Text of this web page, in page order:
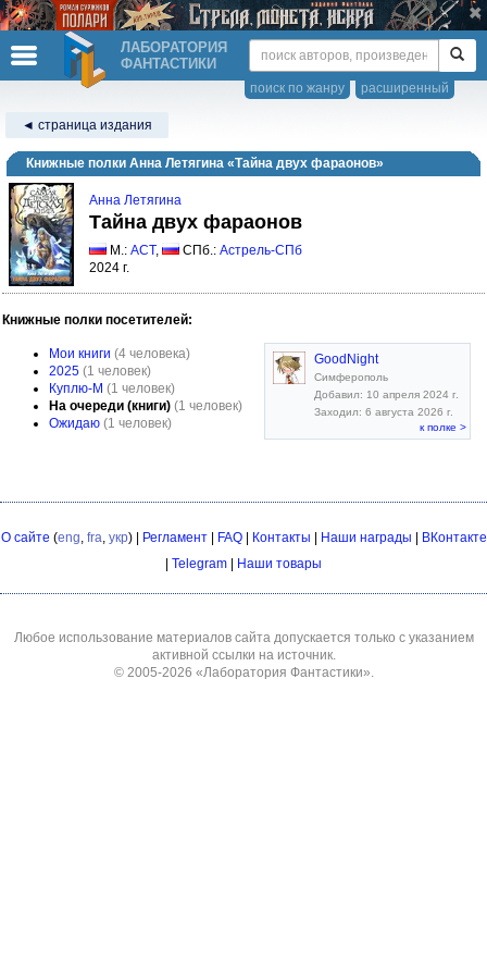
ЛАБОРАТОРИЯ
ФАНТАСТИКИ
расширенный
поиск по жанру
◄ страница издания
Книжные полки Анна Летягина «Тайна двух фараонов»
Анна Летягина
Тайна двух фараонов
М.: АСТ, СПб.: Астрель-СПб
2024 г.
Книжные полки посетителей:
Мои книги (4 человека)
2025 (1 человек)
Куплю-М (1 человек)
На очереди (книги) (1 человек)
Ожидаю (1 человек)
GoodNight
Симферополь
Добавил: 10 апреля 2024 г.
Заходил: 6 августа 2026 г.
к полке >
О сайте (eng, fra, укр) | Регламент| FAQ| Контакты Наши награды
ВКонтакте
Telegram Наши товары
Любое использование материалов сайта допускается только с указанием
активной ссылки на источник.
© 2005-2026 «Лаборатория Фантастики».